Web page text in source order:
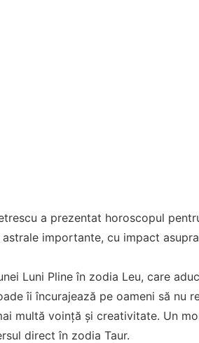
a prezentat horoscopul
importante, cu impact
Luni Pline în zodia Leu, care
îi încurajează pe oameni să nu
multă voință și creativitate. Un
direct în zodia Taur.